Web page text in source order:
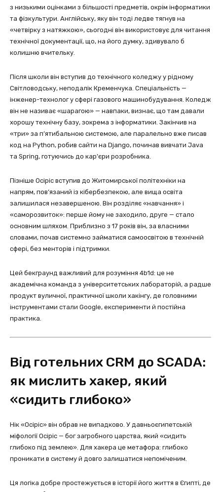
з низькими оцінками з більшості предметів, окрім інформатики
та фізкультури. Англійську, яку він тоді ледве тягнув на
«четвірку з натяжкою», сьогодні він використовує для читання
технічної документації, що, на його думку, здивувало б
колишню вчительку.
Після школи він вступив до технічного коледжу у рідному
Світловодську, неподалік Кременчука. Спеціальність —
інженер-технолог у сфері газового машинобудування. Коледж
він не називає «шарагою» — навпаки, визнає, що там давали
хорошу технічну базу, зокрема з інформатики. Закінчив на
«три» за п’ятибальною системою, але паралельно вже писав
код на Python, робив сайти на Django, починав вивчати Java
та Spring, готуючись до кар’єри розробника.
Пізніше Осіріс вступив до Житомирської політехніки на
напрям, пов’язаний із кібербезпекою, але вища освіта
залишилася незавершеною. Він розділяє «навчання» і
«саморозвиток»: перше йому не заходило, друге — стало
основним шляхом. Приблизно з 17 років він, за власними
словами, почав системно займатися самоосвітою в технічній
сфері, без менторів і підтримки.
Цей бекграунд важливий для розуміння 4b1d: це не
академічна команда з університетських лабораторій, а радше
продукт вуличної, практичної школи хакінгу, де головними
інструментами стали Google, експерименти й постійна
практика.
Від готельних CRM до SCADA:
як мислить хакер, який
«сидить глибоко»
Нік «Осіріс» він обрав не випадково. У давньоєгипетській
міфології Осіріс — бог загробного царства, який «сидить
глибоко під землею». Для хакера це метафора: глибоко
проникати в систему й довго залишатися непоміченим.
Ця логіка добре простежується в історії його життя в Єгипті, де